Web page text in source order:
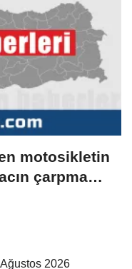
motosikletin
çarpması
2026